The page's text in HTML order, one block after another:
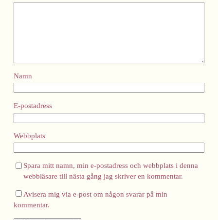
Namn
E-postadress
Webbplats
Spara mitt namn, min e-postadress och webbplats i denna
webbläsare till nästa gång jag skriver en kommentar.
Avisera mig via e-post om någon svarar på min
kommentar.